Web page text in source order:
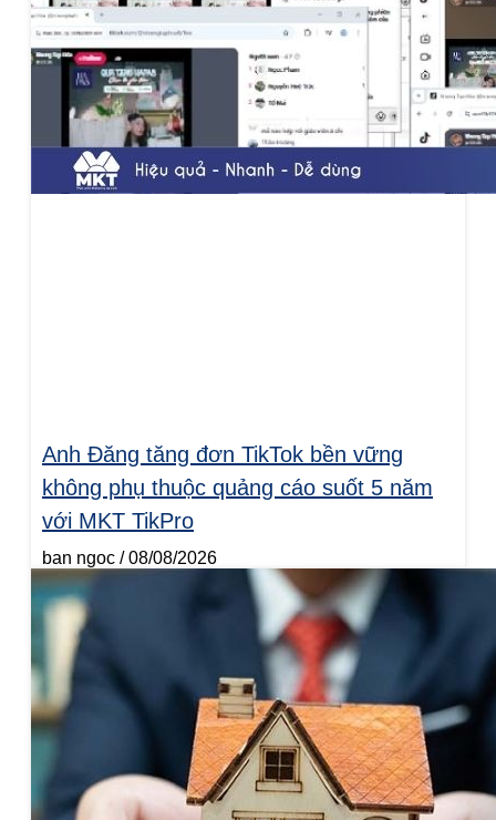
Anh Đăng tăng đơn TikTok bền vững
không phụ thuộc quảng cáo suốt 5 năm
với MKT TikPro
ban ngoc 08/08/2026